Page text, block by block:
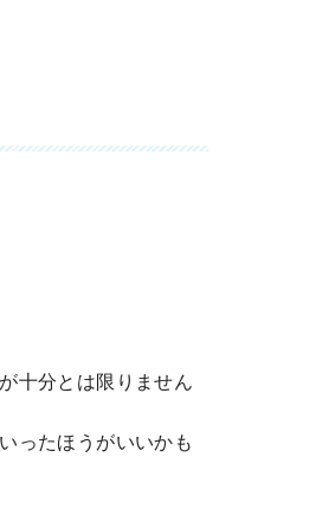
十分とは限りません
ったほうがいいかも